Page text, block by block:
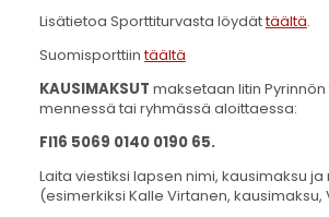
Lisätietoa Sporttiturvasta löydättäältä.
Suomisporttiintäältä
KAUSIMAKSUT maksetaan Iitin Pyrinnön
mennessä tai ryhmässä aloittaessa:
FI16 5069 0140 0190 65.
Laita viestiksi lapsen nimi, kausimaksu ja
(esimerkiksi Kalle Virtanen,